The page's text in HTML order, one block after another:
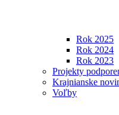
Rok 2025
Rok 2024
Rok 2023
Projekty
Krajnianske
Voľby